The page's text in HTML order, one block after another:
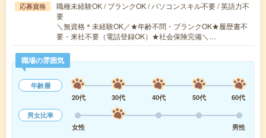
応募資格
職種未経験OK / ブランクOK / パソコンスキル不要 / 英語力不
要
＼無資格＊未経験OK／★年齢不問・ブランクOK★履歴書不
要・来社不要（電話登録OK）★社会保険完備＼…
職場の雰囲気
年齢層
20代
30代 40代 50代
60代
男女比率
女性
男性